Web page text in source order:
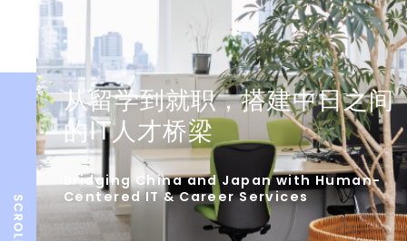
从留学到就职，搭建中日之间
的IT人才桥梁
Bridging China and Japan with Human-
Centered IT & Career Services